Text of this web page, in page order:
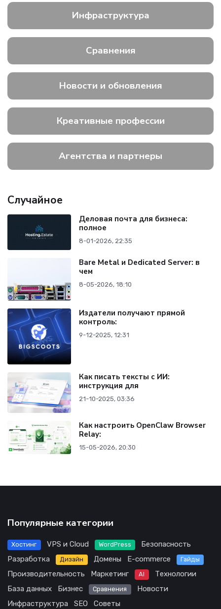
Инфраструктура
Сравнения
Новости и обновления
Креативные профессии
Агентства и партнеры
Случайное
Деловая почта для бизнеса:
полное
8-01-2026, 22:35
Bare Metal и Dedicated Server: в
чем
8-05-2026, 18:10
Издатели получают прямой
контроль:
9-12-2025, 12:31
Как писать тексты с ИИ:
инструкция для
21-10-2025, 03:36
Как настроить OpenClaw Browser
Relay:
15-05-2026, 20:30
Популярные категории
Хостинг VPS и Cloud WordPress
Безопасность
Разработка
Дизайн Домены E-commerce Гайды
Производительность Маркетинг AI
Технологии
База данных
Бизнес Сравнения
Новости
Инфраструктура
SEO Советы